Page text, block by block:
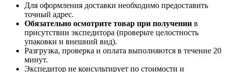
Для оформления доставки необходимо предоставить
точный адрес.
Обязательно осмотрите товар при получении в
присутствии экспедитора (проверьте целостность
упаковки и внешний вид).
Разгрузка, проверка и оплата выполняются в течение 20
минут.
Экспедитор не консультирует по стоимости и